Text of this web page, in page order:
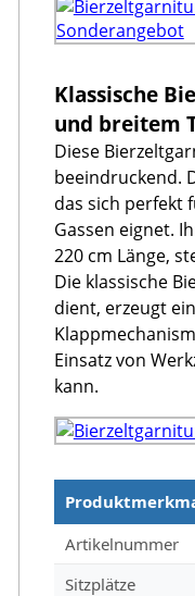
Klassische
und breitem
Diese
beeindruckend.
das sich perfekt
Gassen eignet.
220 cm Länge,
Die klassische
dient, erzeugt
Einsatz von
kann.
Produktmerkmale
Artikelnummer
Sitzplätze